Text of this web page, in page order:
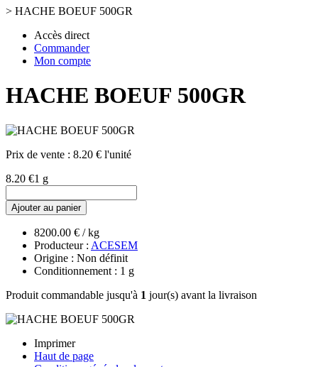
> HACHE BOEUF 500GR
Accès direct
Commander
Mon compte
HACHE BOEUF 500GR
Prix de vente : 8.20 € l'unité
8.20 €1 g
Ajouter au panier
8200.00 € / kg
Producteur : ACESEM
Origine : Non définit
Conditionnement : 1 g
Produit commandable jusqu'à 1 jour(s) avant la livraison
Imprimer
Haut de page